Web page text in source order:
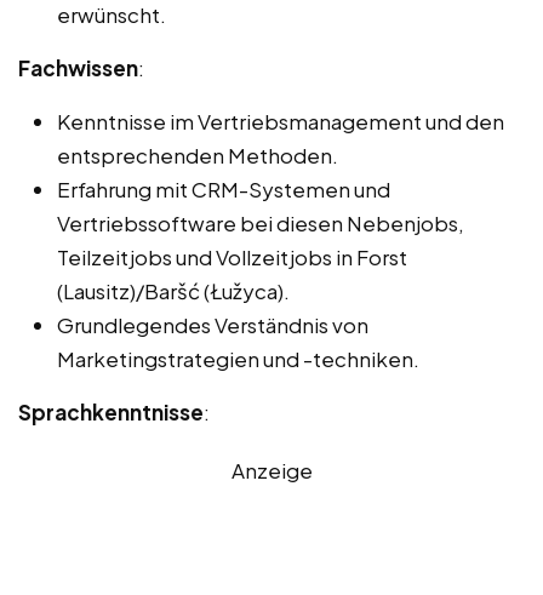
erwünscht.
Fachwissen:
Kenntnisse im Vertriebsmanagement und den
entsprechenden Methoden.
Erfahrung mit CRM-Systemen und
Vertriebssoftware bei diesen Nebenjobs,
Teilzeitjobs und Vollzeitjobs in Forst
(Lausitz)/Baršć (Łužyca).
Grundlegendes Verständnis von
Marketingstrategien und -techniken.
Sprachkenntnisse:
Anzeige